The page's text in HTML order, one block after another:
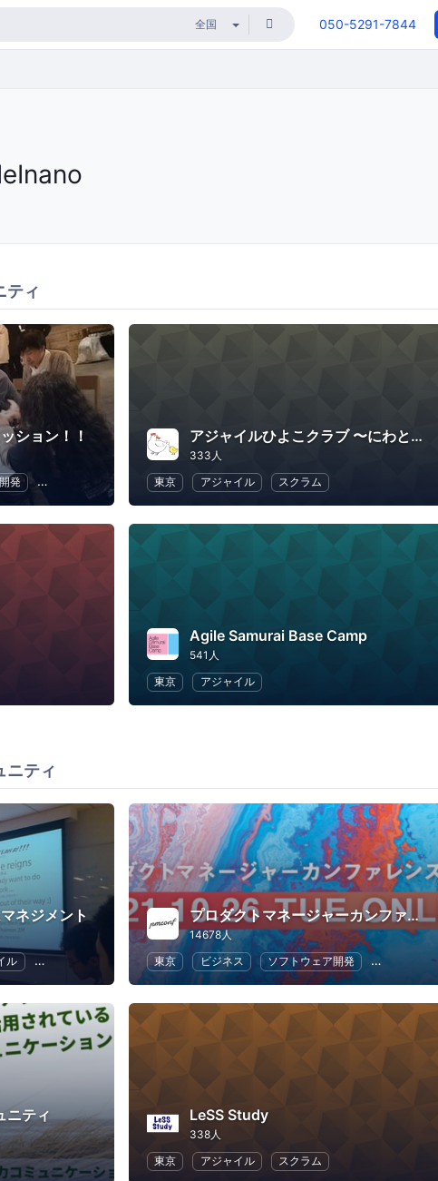
050-5291-7844
ティ
ション！！
発 ソフトウェア開発 アプリ開発
アジャイルひよこクラブ 〜にわとりへの道〜
333人
東京
アジャイル スクラム
Agile Samurai Base Camp
541人
東京
アジャイル
ニティ
ネジメント
ル スクラム クラウド
プロダクトマネージャーカンファレンス / pmconf
14678人
東京
ビジネス ソフトウェア開発 情報システム
ニティ
ニケーション リーダーシップ
LeSS Study
338人
東京
アジャイル スクラム